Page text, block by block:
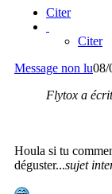
Citer
Citer
Message non lu08/
Flytox a
Houla si tu
déguster...sujet